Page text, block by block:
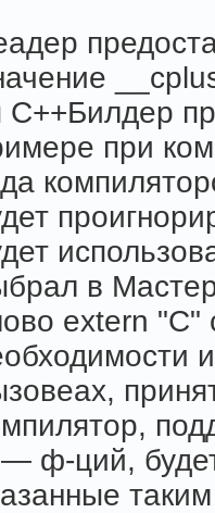
C++Билдер
при
в
extern
ф-ций,